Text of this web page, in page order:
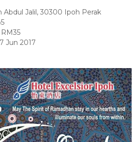
Abdul Jalil, 30300 Ipoh Perak
Jun 2017